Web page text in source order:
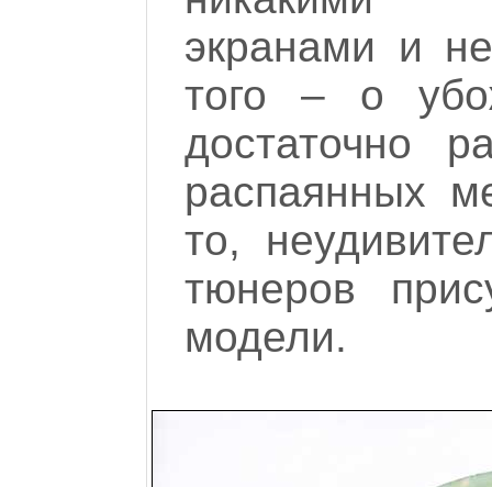
экранами и
того – о
достаточно
распаянных
то,
тюнеров
модели.